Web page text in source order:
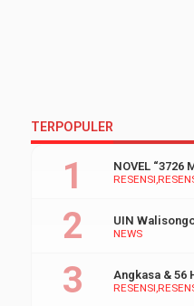
TERPOPULER
RESENSI
NOVEL “3726
NEWS
UIN
RESENSI
Angkasa & 56